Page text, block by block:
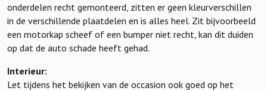
onderdelen recht gemonteerd, zitten er geen kleurverschillen
in de verschillende plaatdelen en is alles heel. Zit bijvoorbeeld
een motorkap scheef of een bumper niet recht, kan dit duiden
op dat de auto schade heeft gehad.
Interieur:
Let tijdens het bekijken van de occasion ook goed op het